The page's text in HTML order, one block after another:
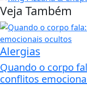
Veja Também
Alergias
Quando o corpo
conflitos